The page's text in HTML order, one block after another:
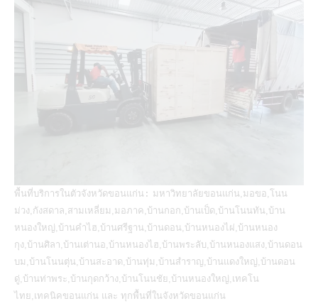
พื้นที่บริการในตัวจังหวัดขอนแก่น: มหาวิทยาลัยขอนแก่น,มอขอ,โนน
ม่วง,กังสดาล,สามเหลี่ยม,มอภาค,บ้านกอก,บ้านเป็ด,บ้านโนนทัน,บ้าน
หนองใหญ่,บ้านคำไฮ,บ้านศรีฐาน,บ้านดอน,บ้านหนองไผ่,บ้านหนอง
กุง,บ้านศิลา,บ้านเต่านอ,บ้านหนองไฮ,บ้านพระลับ,บ้านหนองแสง,บ้านดอน
บม,บ้านโนนตุ่น,บ้านสะอาด,บ้านทุ่ม,บ้านสำราญ,บ้านแดงใหญ่,บ้านดอน
ดู่,บ้านท่าพระ,บ้านกุดกว้าง,บ้านโนนชัย,บ้านหนองใหญ่,เทคโน
ไทย,เทคนิคขอนแก่น และ ทุกพื้นที่ในจังหวัดขอนแก่น